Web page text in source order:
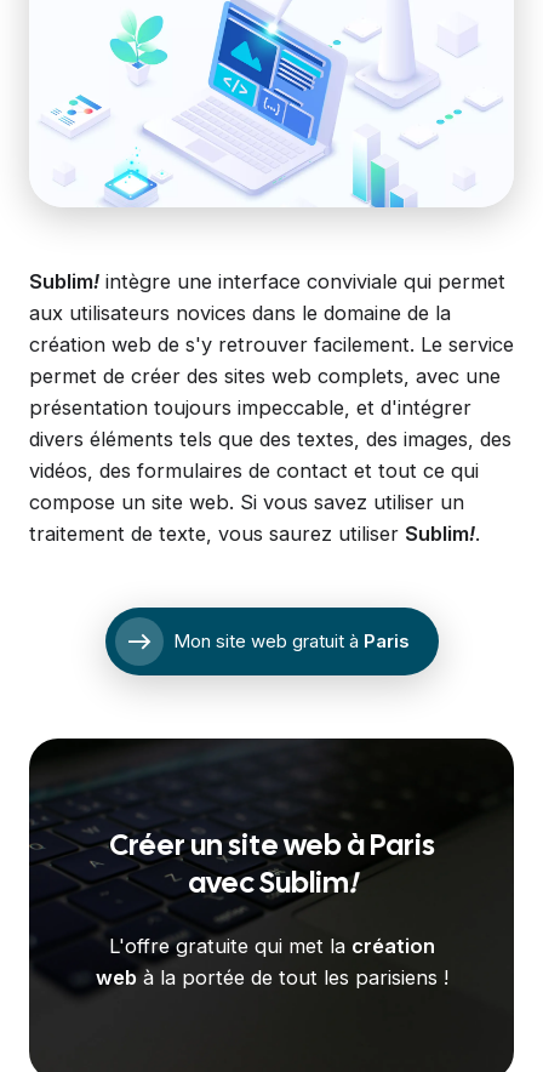
Sublim! intègre une interface conviviale qui permet
aux utilisateurs novices dans le domaine de la
création web de s'y retrouver facilement. Le service
permet de créer des sites web complets, avec une
présentation toujours impeccable, et d'intégrer
divers éléments tels que des textes, des images, des
vidéos, des formulaires de contact et tout ce qui
compose un site web. Si vous savez utiliser un
traitement de texte, vous saurez utiliser Sublim!.
east Mon site web gratuit à Paris
Créer un site web àParis
avecSublim!
L'offre gratuite qui met la création
webà la portée de tout les parisiens !